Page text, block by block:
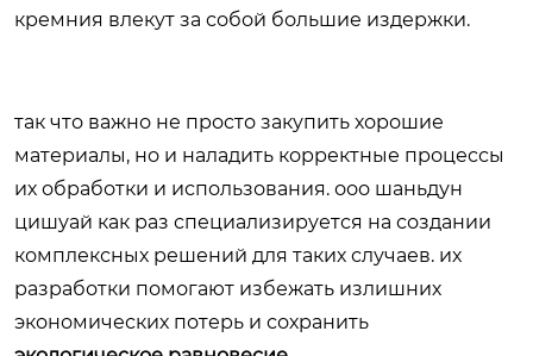
кремния влекут за собой большие издержки.
так что важно не просто закупить хорошие
материалы, но и наладить корректные процессы
их обработки и использования. ооо шаньдун
цишуай как раз специализируется на создании
комплексных решений для таких случаев. их
разработки помогают избежать излишних
экономических потерь и сохранить